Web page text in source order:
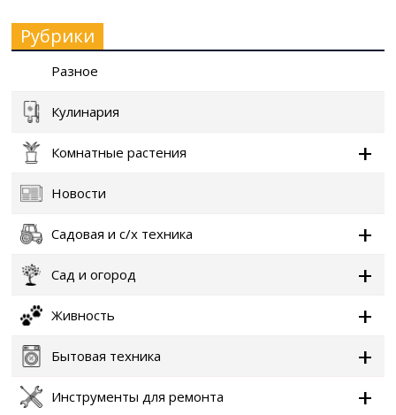
Рубрики
Разное
Кулинария
Комнатные растения
Новости
Садовая и с/х техника
Сад и огород
Живность
Бытовая техника
Инструменты для ремонта